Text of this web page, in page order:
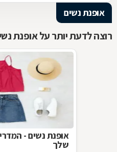
אופנת נשים
רוצה לדעת יותר על אופנת
אופנת נשים -
שלך